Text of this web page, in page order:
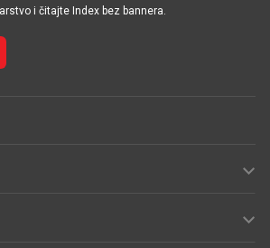
i čitajte Index bez bannera.